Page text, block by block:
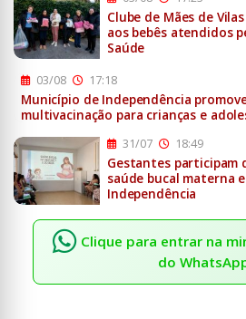
Clube de Mães de
aos bebês atendidos
Saúde
03/08 17:18
Município de Independência
multivacinação para crianças e
31/07 18:49
Gestantes participam
saúde bucal materna
Independência
Clique para entrar na
do